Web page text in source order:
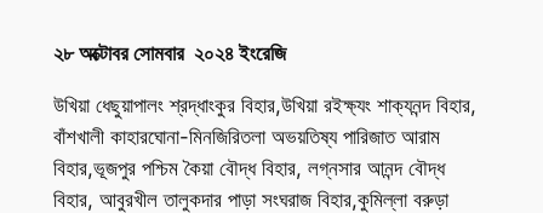
২৮ অক্টোবর সোমবার ২০২৪ ইংরেজি
উখিয়া ধেছুয়াপালং শ্রদ্ধাংকুর বিহার,উখিয়া রইক্ষ্যং শাক্যনন্দ বিহার,
বাঁশখালী কাহারঘোনা-মিনজিরিতলা অভয়তিষ্য পারিজাত আরাম
বিহার,ভূজপুর পশ্চিম কৈয়া বৌদ্ধ বিহার, লগ্নসার আনন্দ বৌদ্ধ
বিহার, আবুরখীল তালুকদার পাড়া সংঘরাজ বিহার,কুমিল্লা বরুড়া